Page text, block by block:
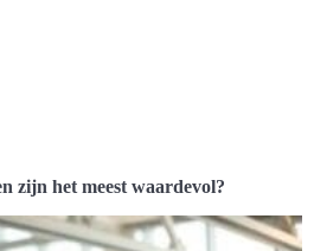
zijn het meest waardevol?